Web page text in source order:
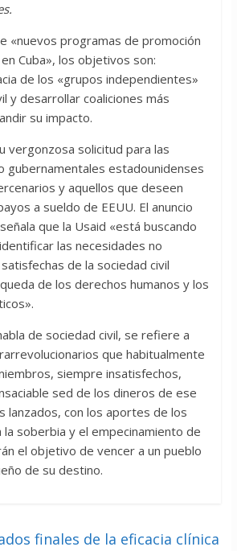
«nuevos programas de promoción
Cuba», los objetivos son:
de los «grupos independientes»
y desarrollar coaliciones más
su impacto.
vergonzosa solicitud para las
gubernamentales estadounidenses
y aquellos que deseen
a sueldo de EEUU. El anuncio
que la Usaid «está buscando
las necesidades no
de la sociedad civil
de los derechos humanos y los
de sociedad civil, se refiere a
que habitualmente
siempre insatisfechos,
sed de los dineros de ese
lanzados, con los aportes de los
soberbia y el empecinamiento de
el objetivo de vencer a un pueblo
de su destino.
finales de la eficacia clínica